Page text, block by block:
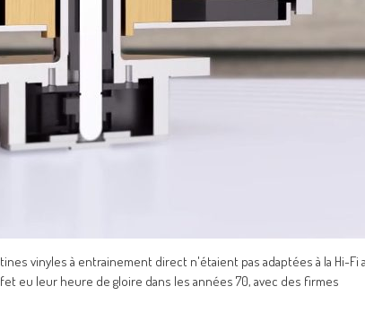
vinyles à entrainement direct n'étaient pas adaptées à la Hi-Fi
eu leur heure de gloire dans les années 70, avec des firmes